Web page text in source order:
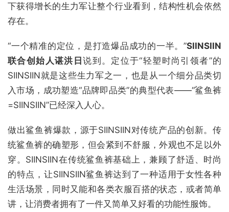
下获得增长的生力军让整个行业看到，结构性机会依然
存在。
“一个精准的定位，是打造爆品成功的一半。”SIINSIIN
联合创始人谌洪日说到。定位于“轻塑时尚引领者”的
SIINSIIN就是这些生力军之一，也是从一个细分品类切
入市场，成功塑造“品牌即品类”的典型代表——“鲨鱼裤
=SIINSIIN”已经深入人心。
做出鲨鱼裤爆款，源于SIINSIIN对传统产品的创新。传
统鲨鱼裤的确塑形，但会紧到不舒服，外观也不足以外
穿。SIINSIIN在传统鲨鱼裤基础上，兼顾了舒适、时尚
的特点，让SIINSIIN鲨鱼裤达到了一种适用于女性各种
生活场景，同时又能和各类衣服百搭的状态，或者简单
讲，让消费者拥有了一件又简单又好看的功能性服饰。